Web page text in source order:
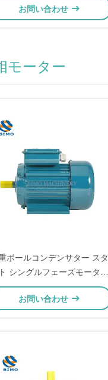
お問い合わせ
モーター
ボールコンデンサター スタ
シングルフェーズモーター
ML90S-4 IP54 IP55
お問い合わせ